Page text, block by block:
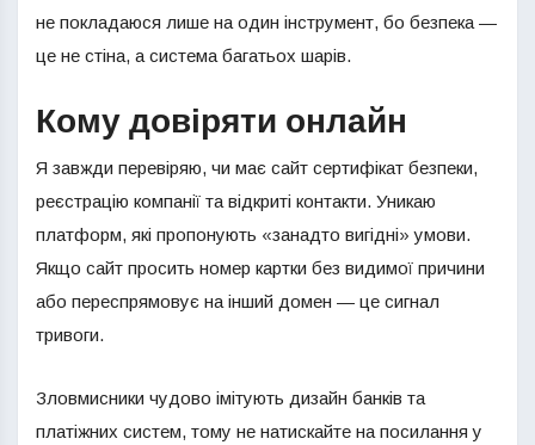
не покладаюся лише на один інструмент, бо безпека —
це не стіна, а система багатьох шарів.
Кому довіряти онлайн
Я завжди перевіряю, чи має сайт сертифікат безпеки,
реєстрацію компанії та відкриті контакти. Уникаю
платформ, які пропонують «занадто вигідні» умови.
Якщо сайт просить номер картки без видимої причини
або переспрямовує на інший домен — це сигнал
тривоги.
Зловмисники чудово імітують дизайн банків та
платіжних систем, тому не натискайте на посилання у